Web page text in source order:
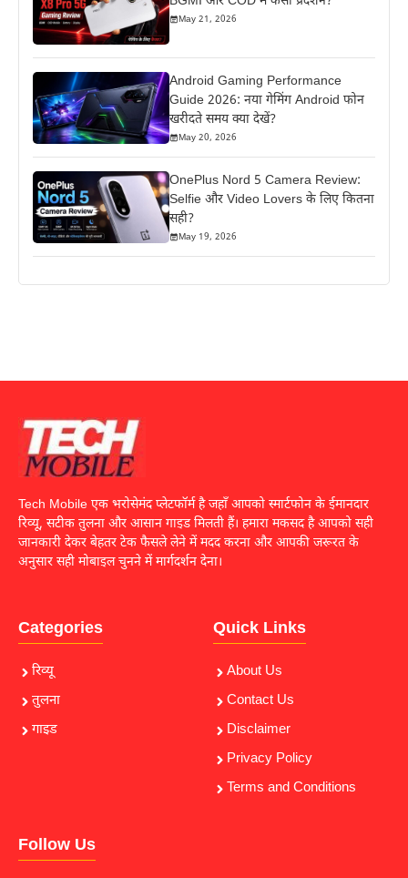
May 21, 2026
Android Gaming Performance
Guide 2026: नया गेमिंग Android फोन
खरीदते समय क्या देखें?
May 20, 2026
OnePlus Nord 5 Camera Review:
Selfie और Video Lovers के लिए कितना
सही?
May 19, 2026
Tech Mobile एक भरोसेमंद प्लेटफॉर्म है जहाँ आपको स्मार्टफोन के ईमानदार
रिव्यू, सटीक तुलना और आसान गाइड मिलती हैं। हमारा मकसद है आपको सही
जानकारी देकर बेहतर टेक फैसले लेने में मदद करना और आपकी जरूरत के
अनुसार सही मोबाइल चुनने में मार्गदर्शन देना।
Categories
रिव्यू
तुलना
गाइड
Quick Links
About Us
Contact Us
Disclaimer
Privacy Policy
Terms and Conditions
Follow Us